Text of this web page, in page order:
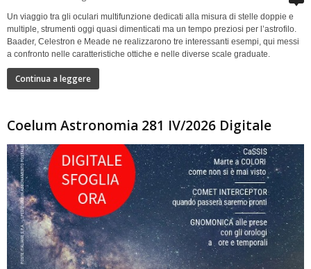
Un viaggio tra gli oculari multifunzione dedicati alla misura di stelle doppie e
multiple, strumenti oggi quasi dimenticati ma un tempo preziosi per l’astrofilo.
Baader, Celestron e Meade ne realizzarono tre interessanti esempi, qui messi
a confronto nelle caratteristiche ottiche e nelle diverse scale graduate.
Continua a leggere
Coelum Astronomia 281 IV/2026 Digitale